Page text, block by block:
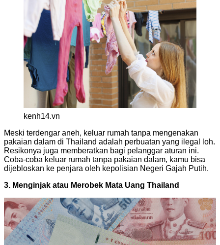
kenh14.vn
Meski terdengar aneh, keluar rumah tanpa mengenakan
pakaian dalam di Thailand adalah perbuatan yang ilegal loh.
Resikonya juga memberatkan bagi pelanggar aturan ini.
Coba-coba keluar rumah tanpa pakaian dalam, kamu bisa
dijebloskan ke penjara oleh kepolisian Negeri Gajah Putih.
3. Menginjak atau Merobek Mata Uang Thailand